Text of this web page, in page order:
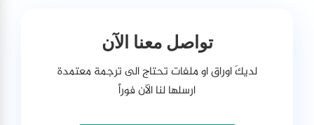
تواصل معنا الآن
لديكَ اوراق او ملفات تحتاج الى ترجمة معتمدة
ارسلها لنا الآن فوراً